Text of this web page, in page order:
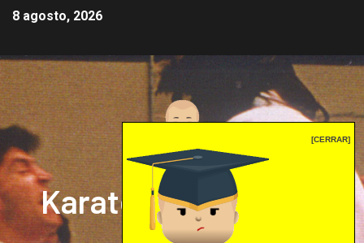
[CERRAR]
8 agosto, 2026
Karate mrprepor: el